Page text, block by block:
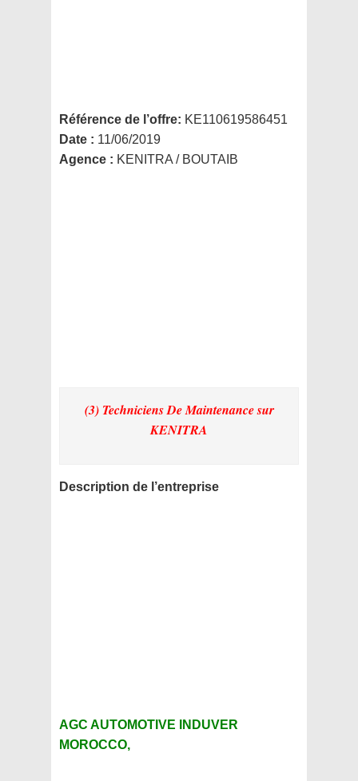
Référence de l’offre: KE110619586451
Date : 11/06/2019
Agence : KENITRA / BOUTAIB
(3) Techniciens De Maintenancesur
KENITRA
Description de l’entreprise
AGC AUTOMOTIVE INDUVER
MOROCCO,